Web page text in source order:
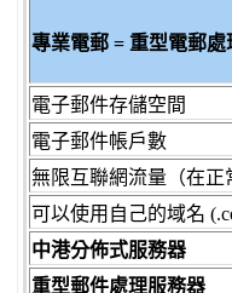
專業電郵 = 重型電郵處
電子郵件存儲空間
電子郵件帳戶數
無限互聯網流量（在正
可以使用自己的域名
中港分佈式服務器
重型郵件處理服務器